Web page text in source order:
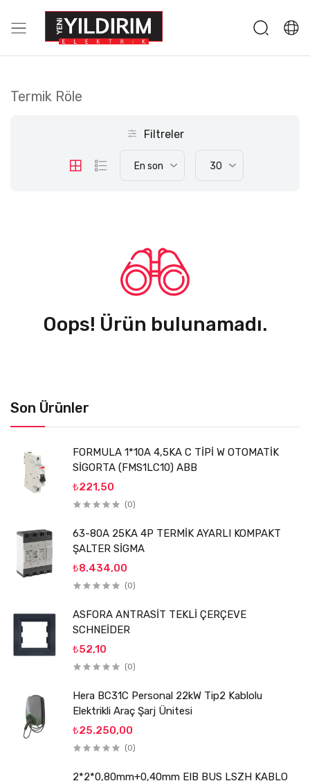
Son Ürünler
FORMULA 1*10A 4,5KA C TİPİ W OTOMATİK
SİGORTA (FMS1LC10) ABB
₺221,50
(0)
63-80A 25KA 4P TERMİK AYARLI KOMPAKT
ŞALTER SİGMA
₺8.434,00
(0)
ASFORA ANTRASİT TEKLİ ÇERÇEVE
SCHNEİDER
₺52,10
(0)
Hera BC31C Personal 22kW Tip2 Kablolu
Elektrikli Araç Şarj Ünitesi
₺25.250,00
(0)
2*2*0,80mm+0,40mm EIB BUS LSZH KABLO
Termik Röle
Filtreler
En son 30
Oops! Ürün bulunamadı.